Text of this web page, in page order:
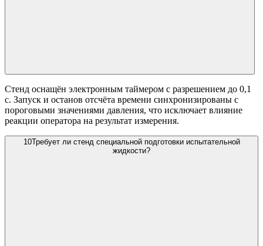
Стенд оснащён электронным таймером с разрешением до 0,1
с. Запуск и останов отсчёта времени синхронизированы с
пороговыми значениями давления, что исключает влияние
реакции оператора на результат измерения.
10Требует ли стенд специальной подготовки испытательной
жидкости?